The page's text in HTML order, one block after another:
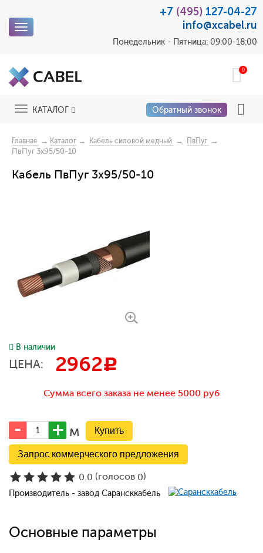
Toggle
+7 (495) 127-04-27
info@xcabel.ru
Понедельник - Пятница: 09:00-18:00
0
ToggleКАТАЛОГ Обратный звонок
Главная → Каталог → Кабель силовой медный → ПвПуг →
ПвПуг 3x95/50-10
Кабель ПвПуг 3x95/50-10
В наличии
ЦЕНА: 2962c
Сумма всего заказа не менее 5000 руб
м
Запрос коммерческого предложения
0.0 (голосов 0)
Производитель - завод Сарансккабель
Основные параметры